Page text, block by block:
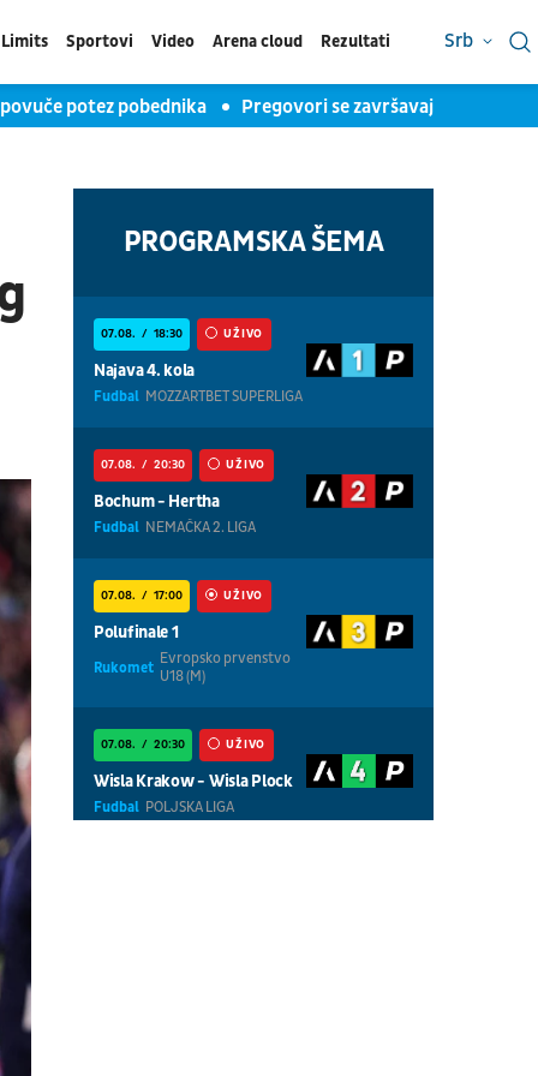
Limits Sportovi Video Arena cloud Rezultati Srb
potez pobednika Pregovori se završavaju za pet
PROGRAMSKA ŠEMA
07.08. 18:30 UŽIVO
Najava 4. kola
Fudbal MOZZARTBET SUPERLIGA
07.08. 20:30 UŽIVO
Bochum - Hertha
Fudbal NEMAČKA 2. LIGA
07.08. 17:00 UŽIVO
Polufinale 1
Rukomet Evropsko prvenstvo
U18 (M)
07.08. 20:30 UŽIVO
Wisla Krakow - Wisla Plock
Fudbal POLJSKA LIGA